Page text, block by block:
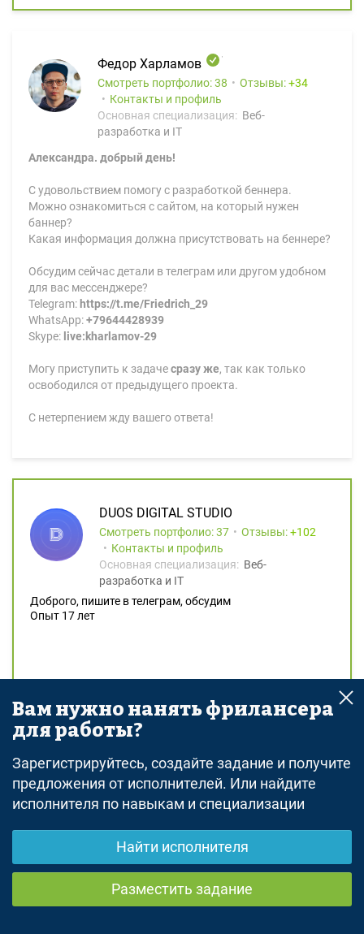
Федор Харламов
Смотреть портфолио: 38 Отзывы:
34
Контакты и профиль
Основная специализация: Веб-
разработка и IT
Александра. добрый день!
С удовольствием помогу с разработкой беннера.
Можно ознакомиться с сайтом, на который нужен
баннер?
Какая информация должна присутствовать на беннере?
Обсудим сейчас детали в телеграм или другом удобном
для вас мессенджере?
Telegram: https://t.me/Friedrich_29
WhatsApp:+79644428939
Skype: live:kharlamov-29
Могу приступить к задачесразу же, так как только
освободился от предыдущего проекта.
С нетерпением жду вашего ответа!
DUOS DIGITAL STUDIO
Смотреть портфолио: 37 Отзывы:
102
Контакты и профиль
Основная специализация: Веб-
разработка и IT
Доброго, пишите в телеграм, обсудим
Опыт 17 лет
Вам нужно нанять фрилансера
для работы?
Зарегистрируйтесь, создайте задание и получите
предложения от исполнителей. Или найдите
исполнителя по навыкам и специализации
Найти исполнителя
Разместить задание